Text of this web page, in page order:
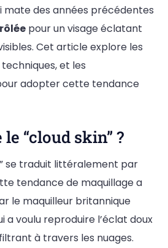
mate des années précédentes
pour un visage éclatant
Cet article explore les
et les
adopter cette tendance
le “cloud skin” ?
se traduit littéralement par
tendance de maquillage a
le maquilleur britannique
a voulu reproduire l’éclat doux
à travers les nuages.